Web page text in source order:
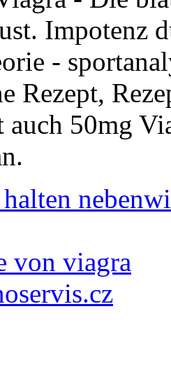
Impotenz
-
Rezept,
auch 50mg
von viagra